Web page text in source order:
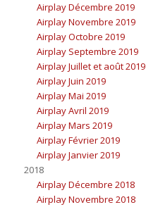
Airplay Décembre 2019
Airplay Novembre 2019
Airplay Octobre 2019
Airplay Septembre 2019
Airplay Juillet et août 2019
Airplay Juin 2019
Airplay Mai 2019
Airplay Avril 2019
Airplay Mars 2019
Airplay Février 2019
Airplay Janvier 2019
2018
Airplay Décembre 2018
Airplay Novembre 2018